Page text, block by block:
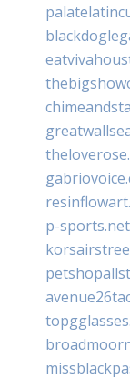
p-sports.net